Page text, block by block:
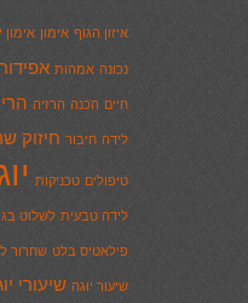
איזון הגוף אימון אימון
נכונה אמהות
חיים הכנה הרזיה
לידה חיבור חיזוק
טיפולים טכניקות
לידה טבעית לשלוט
פילאטיס בלט שחרור
שיעור יוגה שיעורי